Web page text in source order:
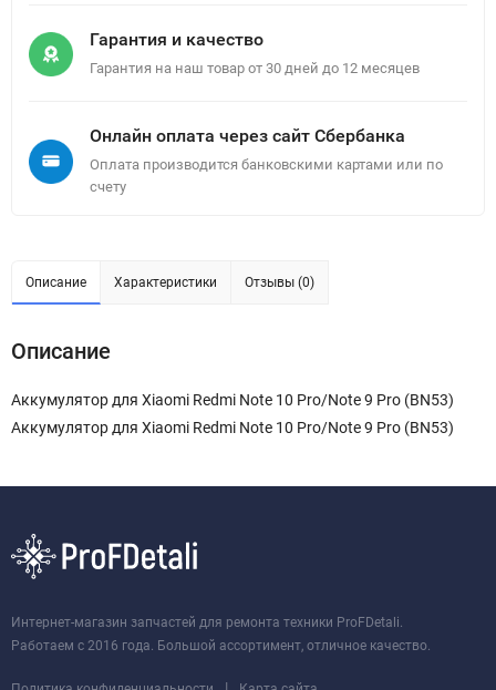
Гарантия и качество
Гарантия на наш товар от 30 дней до 12 месяцев
Онлайн оплата через сайт Сбербанка
Оплата производится банковскими картами или по
счету
Описание Характеристики Отзывы (0)
Описание
Аккумулятор для Xiaomi Redmi Note 10 Pro/Note 9 Pro (BN53)
Аккумулятор для Xiaomi Redmi Note 10 Pro/Note 9 Pro (BN53)
Интернет-магазин запчастей для ремонта техники ProFDetali.
Работаем с 2016 года. Большой ассортимент, отличное качество.